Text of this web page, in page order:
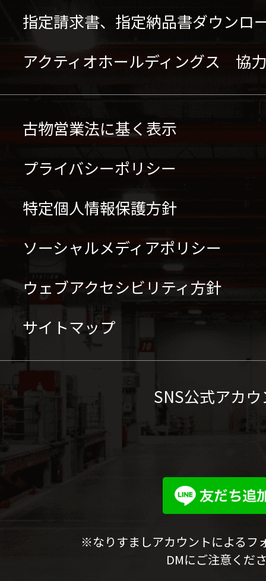
指定請求書、指定納品書ダウンロ
アクティオホールディングス 協
古物営業法に基く表示
プライバシーポリシー
特定個人情報保護方針
ソーシャルメディアポリシー
ウェブアクセシビリティ方針
サイトマップ
SNS公式アカ
※なりすましアカウントによるフ
DMにご注意くだ